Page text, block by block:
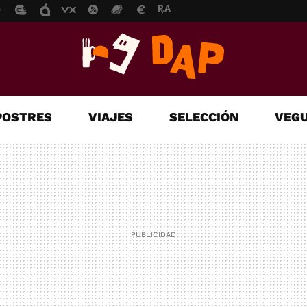
VIAJES SELECCIÓN